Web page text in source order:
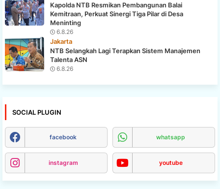
Kapolda NTB Resmikan Pembangunan Balai
Kemitraan, Perkuat Sinergi Tiga Pilar di Desa
Meninting
6.8.26
Jakarta
NTB Selangkah Lagi Terapkan Sistem Manajemen
Talenta ASN
6.8.26
SOCIAL PLUGIN
facebook whatsapp
instagram youtube